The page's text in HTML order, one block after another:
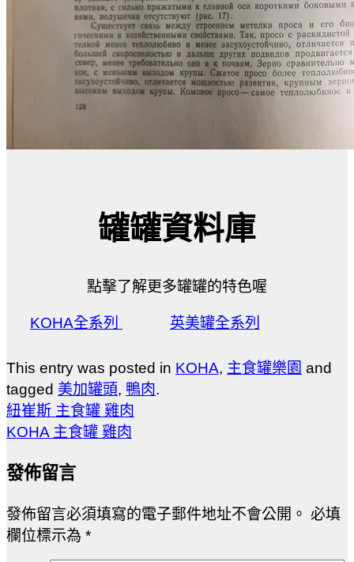
罐罐資料庫
點擊了解更多罐罐的特色喔
KOHA全系列 英美罐全系列
This entry was posted in KOHA, 主食罐樂園 and
tagged 美加罐頭, 鴨肉.
紐崔斯 主食罐 雞肉
KOHA 主食罐 雞肉
發佈留言
發佈留言必須填寫的電子郵件地址不會公開。 必填
欄位標示為 *